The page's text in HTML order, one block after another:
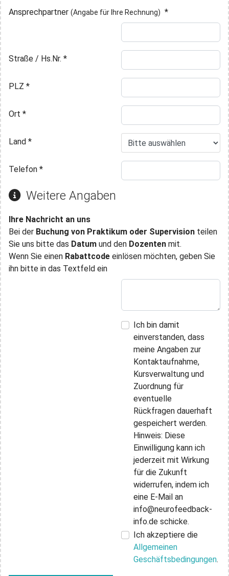
Ansprechpartner (Angabe für Ihre Rechnung) *
Straße / Hs.Nr. *
PLZ *
Ort *
Land *
Telefon *
Weitere Angaben
Ihre Nachricht an uns
Bei der Buchung von Praktikum oder Supervision teilen
Sie uns bitte das Datum und den Dozenten mit.
Wenn Sie einen Rabattcode einlösen möchten, geben Sie
ihn bitte in das Textfeld ein
Ich bin damit
einverstanden, dass
meine Angaben zur
Kontaktaufnahme,
Kursverwaltung und
Zuordnung für
eventuelle
Rückfragen dauerhaft
gespeichert werden.
Hinweis: Diese
Einwilligung kann ich
jederzeit mit Wirkung
für die Zukunft
widerrufen, indem ich
eine E-Mail an
info@neurofeedback-
info.de schicke.
Ich akzeptiere die
Allgemeinen
Geschäftsbedingungen.